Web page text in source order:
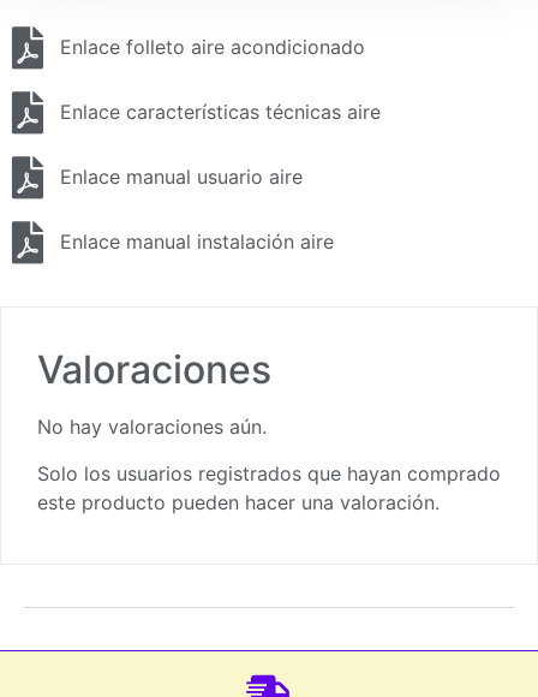
Enlace folleto aire acondicionado
Enlace características técnicas aire
Enlace manual usuario aire
Enlace manual instalación aire
Valoraciones
No hay valoraciones aún.
Solo los usuarios registrados que hayan comprado
este producto pueden hacer una valoración.